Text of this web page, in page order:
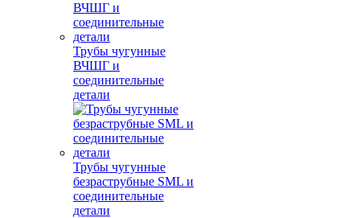
Трубы чугунные
ВЧШГ и
соединительные
детали
Трубы чугунные
безраструбные SML и
соединительные
детали